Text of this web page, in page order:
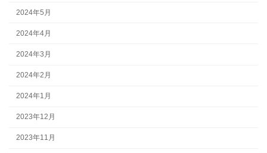
2024年5月
2024年4月
2024年3月
2024年2月
2024年1月
2023年12月
2023年11月